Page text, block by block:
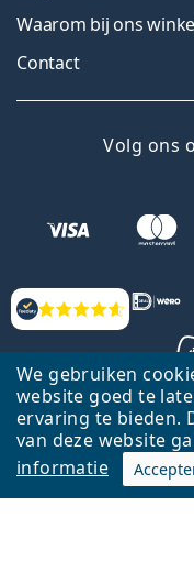
We gebruiken
website goed te
ervaring te bieden.
van deze website
informatie
Beoordelingen
Waarom bij ons
Contact
Volg ons
Terug naar
Lentiamo.nl is eigendom
Tsjechië